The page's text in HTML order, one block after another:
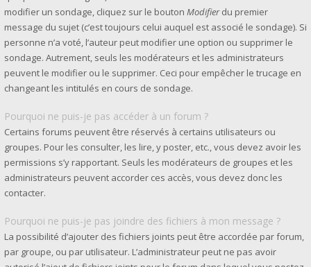
modifier un sondage, cliquez sur le bouton Modifierdu premier
message du sujet (c’est toujours celui auquel est associé le sondage). Si
personne n’a voté, l’auteur peut modifier une option ou supprimer le
sondage. Autrement, seuls les modérateurs et les administrateurs
peuvent le modifier ou le supprimer. Ceci pour empêcher le trucage en
changeant les intitulés en cours de sondage.
Pourquoi ne puis-je pas accéder à un forum ?
Certains forums peuvent être réservés à certains utilisateurs ou
groupes. Pour les consulter, les lire, y poster, etc., vous devez avoir les
permissions s’y rapportant. Seuls les modérateurs de groupes et les
administrateurs peuvent accorder ces accès, vous devez donc les
contacter.
Pourquoi ne puis-je pas joindre des fichiers à mon message ?
La possibilité d’ajouter des fichiers joints peut être accordée par forum,
par groupe, ou par utilisateur. L’administrateur peut ne pas avoir